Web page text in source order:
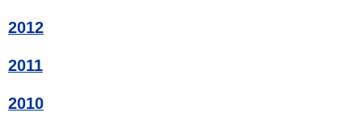
2012
2011
2010